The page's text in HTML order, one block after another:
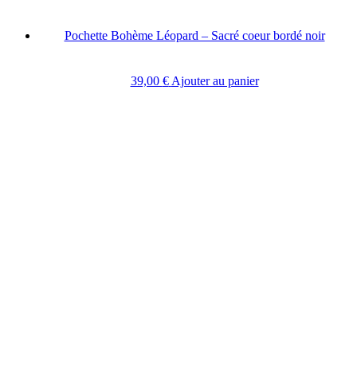
Pochette Bohème Léopard – Sacré coeur bordé noir
39,00 € Ajouter au panier